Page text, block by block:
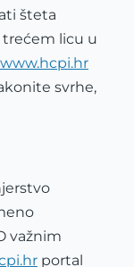
šteta
licu u
www.hcpi.hr
svrhe,
važnim
portal